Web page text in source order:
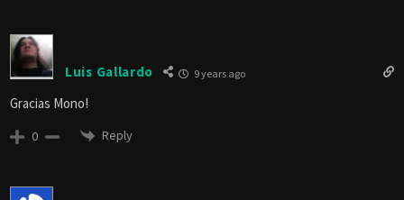
Luis Gallardo 9 years ago
Gracias Mono!
0 Reply